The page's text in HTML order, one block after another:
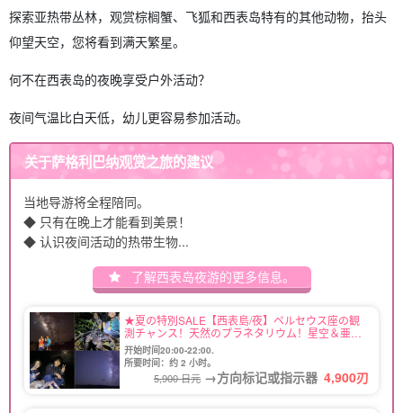
探索亚热带丛林，观赏棕榈蟹、飞狐和西表岛特有的其他动物，抬头
仰望天空，您将看到满天繁星。
何不在西表岛的夜晚享受户外活动？
夜间气温比白天低，幼儿更容易参加活动。
关于萨格利巴纳观赏之旅的建议
当地导游将全程陪同。
◆ 只有在晚上才能看到美景！
◆ 认识夜间活动的热带生物...
了解西表岛夜游的更多信息。
★夏の特別SALE【西表島/夜】ペルセウス座の観
測チャンス！天然のプラネタリウム！星空＆亜熱
帯ジャングルナイトツアー♪当日予約OK！子連れ
家族・団体旅行にもおすすめ（No.16）
开始时间20:00-22:00.
所要时间：约 2 小时。
5,900 日元 →方向标记或指示器 4,900刃